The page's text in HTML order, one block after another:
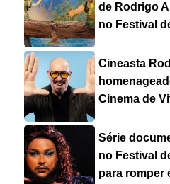
de Rodrigo
no Festival
Cineasta
Cinema de
Série
no Festival
para romper